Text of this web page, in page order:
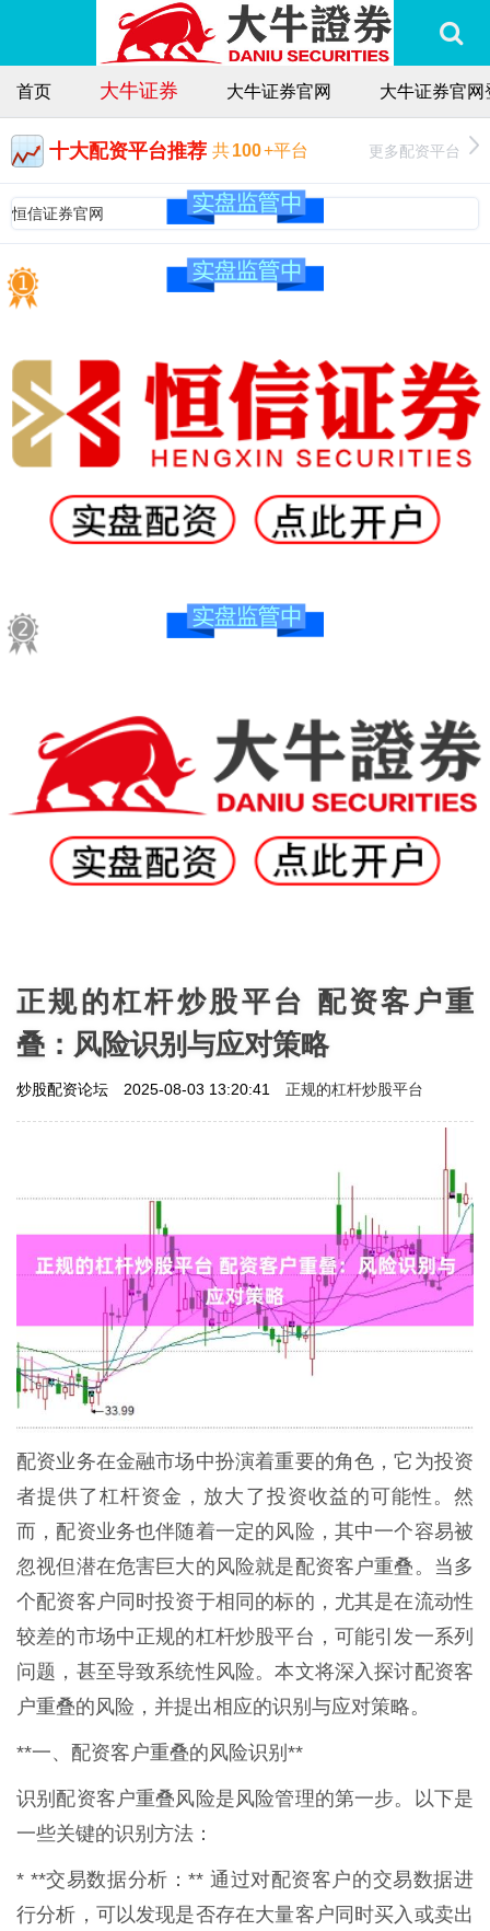
首页 大牛证券 大牛证券官网 大牛证券官
十大配资平台推荐 共100+平台 更多配资平台
恒信证券官网
正规的杠杆炒股平台 配资客户重
叠：风险识别与应对策略
炒股配资论坛 2025-08-03 13:20:41 正规的杠杆炒股平台
配资业务在金融市场中扮演着重要的角色，它为投资
者提供了杠杆资金，放大了投资收益的可能性。然
而，配资业务也伴随着一定的风险，其中一个容易被
忽视但潜在危害巨大的风险就是配资客户重叠。当多
个配资客户同时投资于相同的标的，尤其是在流动性
较差的市场中正规的杠杆炒股平台，可能引发一系列
问题，甚至导致系统性风险。本文将深入探讨配资客
户重叠的风险，并提出相应的识别与应对策略。
**一、配资客户重叠的风险识别**
识别配资客户重叠风险是风险管理的第一步。以下是
一些关键的识别方法：
* **交易数据分析：** 通过对配资客户的交易数据进
行分析，可以发现是否存在大量客户同时买入或卖出